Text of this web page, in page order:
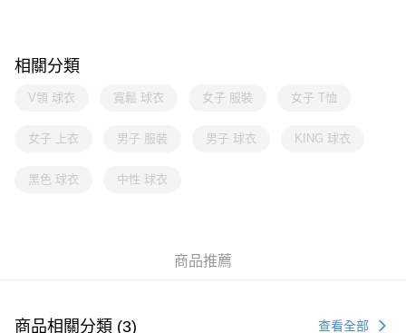
相關分類
V領 球衣 寬鬆 球衣 女子 服裝 女子 T恤
女子 上衣 男子 服裝 男子 球衣 KING 球衣
黑色 球衣 中性 球衣
商品推薦
商品相關分類 (3) 查看全部